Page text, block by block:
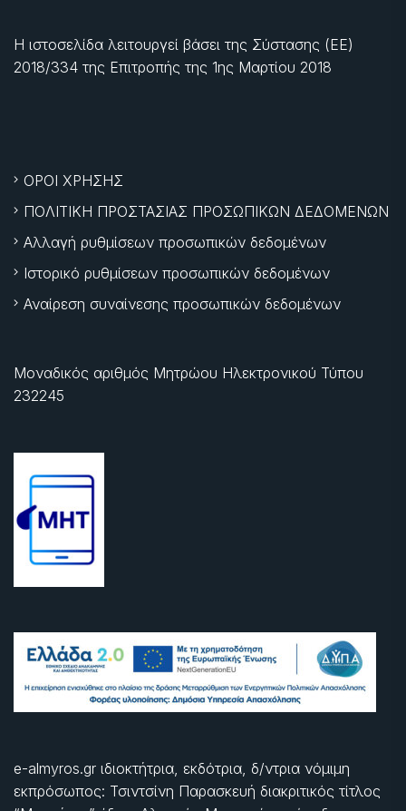
Η ιστοσελίδα λειτουργεί βάσει της Σύστασης (ΕΕ)
2018/334 της Επιτροπής της 1ης Μαρτίου 2018
ΟΡΟΙ ΧΡΗΣΗΣ
ΠΟΛΙΤΙΚΗ ΠΡΟΣΤΑΣΙΑΣ ΠΡΟΣΩΠΙΚΩΝ ΔΕΔΟΜΕΝΩΝ
Αλλαγή ρυθμίσεων προσωπικών δεδομένων
Ιστορικό ρυθμίσεων προσωπικών δεδομένων
Αναίρεση συναίνεσης προσωπικών δεδομένων
Μοναδικός αριθμός Μητρώου Ηλεκτρονικού Τύπου
232245
e-almyros.gr ιδιοκτήτρια, εκδότρια, δ/ντρια νόμιμη
εκπρόσωπος: Τσιντσίνη Παρασκευή διακριτικός τίτλος